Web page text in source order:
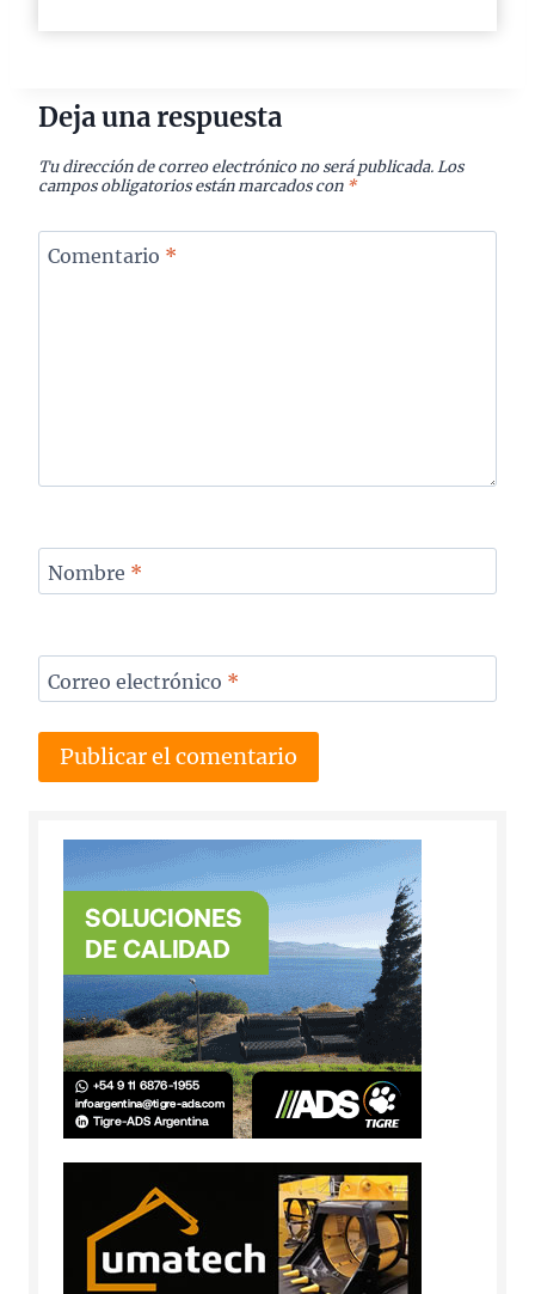
Deja una respuesta
Tu dirección de correo electrónico no será publicada. Los
campos obligatorios están marcados con *
Comentario *
Nombre *
Correo electrónico *